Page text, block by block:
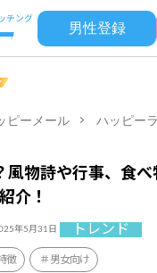
男性登録
ピーメール ハッピー
風物詩や行事、食
介！
年5月31日 トレンド
徴 男女向け